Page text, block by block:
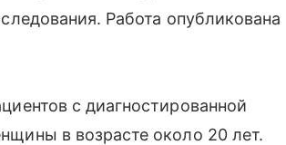
Работа опубликована
с диагностированной
в возрасте около 20 лет.